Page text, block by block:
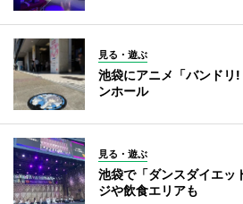
見る・遊ぶ
池袋にアニメ「バンド
ンホール
見る・遊ぶ
池袋で「ダンスダイエ
ジや飲食エリアも